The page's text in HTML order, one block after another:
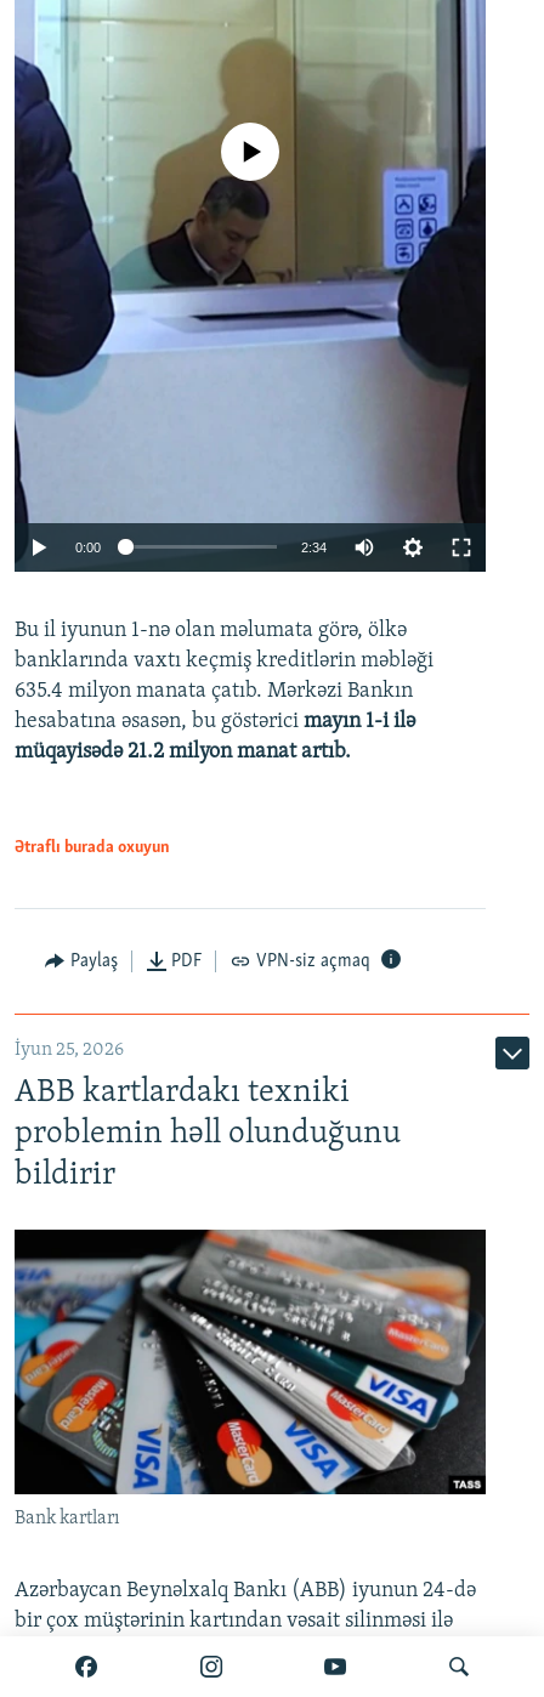
Auto 240p 360p 480p
720p 1080p
No media source currently available
0:00 2:34
360p
480p
720p
Bu il iyunun 1-nə olan məlumata görə, ölkə
banklarında vaxtı keçmiş kreditlərin məbləği
635.4 milyon manata çatıb. Mərkəzi Bankın
hesabatına əsasən, bu göstərici mayın 1-i ilə
müqayisədə 21.2 milyon manat artıb.
Ətraflı burada oxuyun
Paylaş PDF VPN-siz açmaq
İyun 25, 2026
ABB kartlardakı texniki
problemin həll olunduğunu
bildirir
Bank kartları
Azərbaycan Beynəlxalq Bankı (ABB) iyunun 24-də
bir çox müştərinin kartından vəsait silinməsi ilə
bağlı açıqlama yayıb. Məlumata görə, bəzi kart
hesablarında yaranmış müvəqqəti texniki problem